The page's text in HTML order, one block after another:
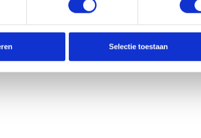
Selectie toestaan